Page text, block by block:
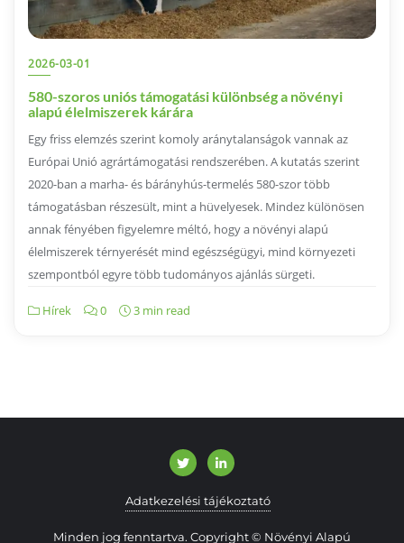
2026-03-01
580-szoros uniós támogatási különbség a növényi
alapú élelmiszerek kárára
Egy friss elemzés szerint komoly aránytalanságok vannak az
Európai Unió agrártámogatási rendszerében. A kutatás szerint
2020-ban a marha- és bárányhús-termelés 580-szor több
támogatásban részesült, mint a hüvelyesek. Mindez különösen
annak fényében figyelemre méltó, hogy a növényi alapú
élelmiszerek térnyerését mind egészségügyi, mind környezeti
szempontból egyre több tudományos ajánlás sürgeti.
Hírek 0 3 min read
Adatkezelési tájékoztató
Minden jog fenntartva. Copyright © Növényi Alapú